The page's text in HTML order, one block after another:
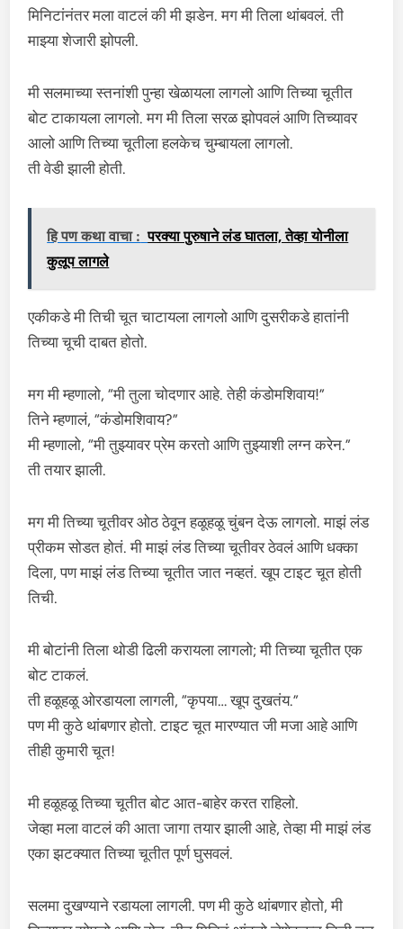
मिनिटांनंतर मला वाटलं की मी झडेन. मग मी तिला थांबवलं. ती
माझ्या शेजारी झोपली.
मी सलमाच्या स्तनांशी पुन्हा खेळायला लागलो आणि तिच्या चूतीत
बोट टाकायला लागलो. मग मी तिला सरळ झोपवलं आणि तिच्यावर
आलो आणि तिच्या चूतीला हलकेच चुम्बायला लागलो.
ती वेडी झाली होती.
हि पण कथा वाचा : परक्या पुरुषाने लंड घातला, तेव्हा योनीला
कुलूप लागले
एकीकडे मी तिची चूत चाटायला लागलो आणि दुसरीकडे हातांनी
तिच्या चूची दाबत होतो.
मग मी म्हणालो, “मी तुला चोदणार आहे. तेही कंडोमशिवाय!”
तिने म्हणालं, “कंडोमशिवाय?”
मी म्हणालो, “मी तुझ्यावर प्रेम करतो आणि तुझ्याशी लग्न करेन.”
ती तयार झाली.
मग मी तिच्या चूतीवर ओठ ठेवून हळूहळू चुंबन देऊ लागलो. माझं लंड
प्रीकम सोडत होतं. मी माझं लंड तिच्या चूतीवर ठेवलं आणि धक्का
दिला, पण माझं लंड तिच्या चूतीत जात नव्हतं. खूप टाइट चूत होती
तिची.
मी बोटांनी तिला थोडी ढिली करायला लागलो; मी तिच्या चूतीत एक
बोट टाकलं.
ती हळूहळू ओरडायला लागली, “कृपया… खूप दुखतंय.”
पण मी कुठे थांबणार होतो. टाइट चूत मारण्यात जी मजा आहे आणि
तीही कुमारी चूत!
मी हळूहळू तिच्या चूतीत बोट आत-बाहेर करत राहिलो.
जेव्हा मला वाटलं की आता जागा तयार झाली आहे, तेव्हा मी माझं लंड
एका झटक्यात तिच्या चूतीत पूर्ण घुसवलं.
सलमा दुखण्याने रडायला लागली. पण मी कुठे थांबणार होतो, मी